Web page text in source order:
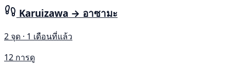
Karuizawa → อาซามะ
2 จุด · 1 เดือนที่แล้ว
12 การดู